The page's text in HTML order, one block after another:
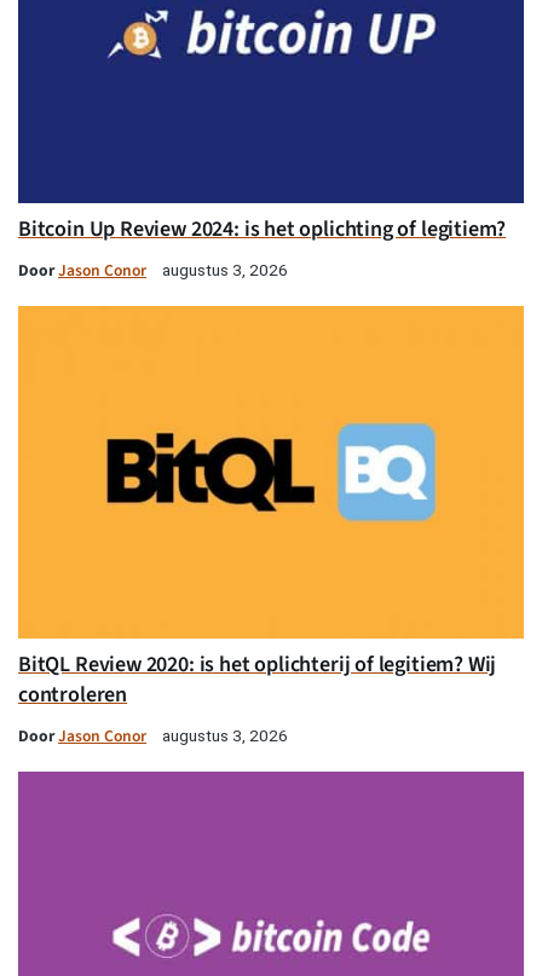
Bitcoin Up Review 2024: is het oplichting of legitiem?
DoorJason Conor augustus 3, 2026
BitQL Review 2020: is het oplichterij of legitiem? Wij
controleren
DoorJason Conor augustus 3, 2026